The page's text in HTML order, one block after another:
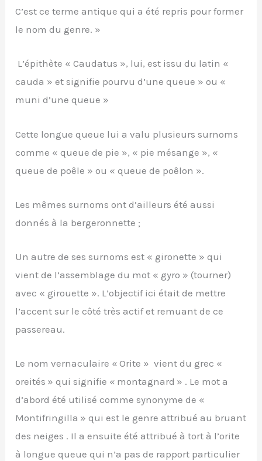
C’est ce terme antique qui a été repris pour former
le nom du genre. »
L’épithète « Caudatus », lui, est issu du latin «
cauda » et signifie pourvu d’une queue » ou «
muni d’une queue »
Cette longue queue lui a valu plusieurs surnoms
comme « queue de pie », « pie mésange », «
queue de poêle » ou « queue de poêlon ».
Les mêmes surnoms ont d’ailleurs été aussi
donnés à la bergeronnette ;
Un autre de ses surnoms est « gironette » qui
vient de l’assemblage du mot « gyro » (tourner)
avec « girouette ». L’objectif ici était de mettre
l’accent sur le côté très actif et remuant de ce
passereau.
Le nom vernaculaire « Orite » vient du grec «
oreités » qui signifie « montagnard » . Le mot a
d’abord été utilisé comme synonyme de «
Montifringilla » qui est le genre attribué au bruant
des neiges . Il a ensuite été attribué à tort à l’orite
à longue queue qui n’a pas de rapport particulier